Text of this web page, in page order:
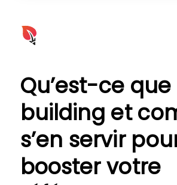
Qu’est-ce
building et
s’en servir
booster votre